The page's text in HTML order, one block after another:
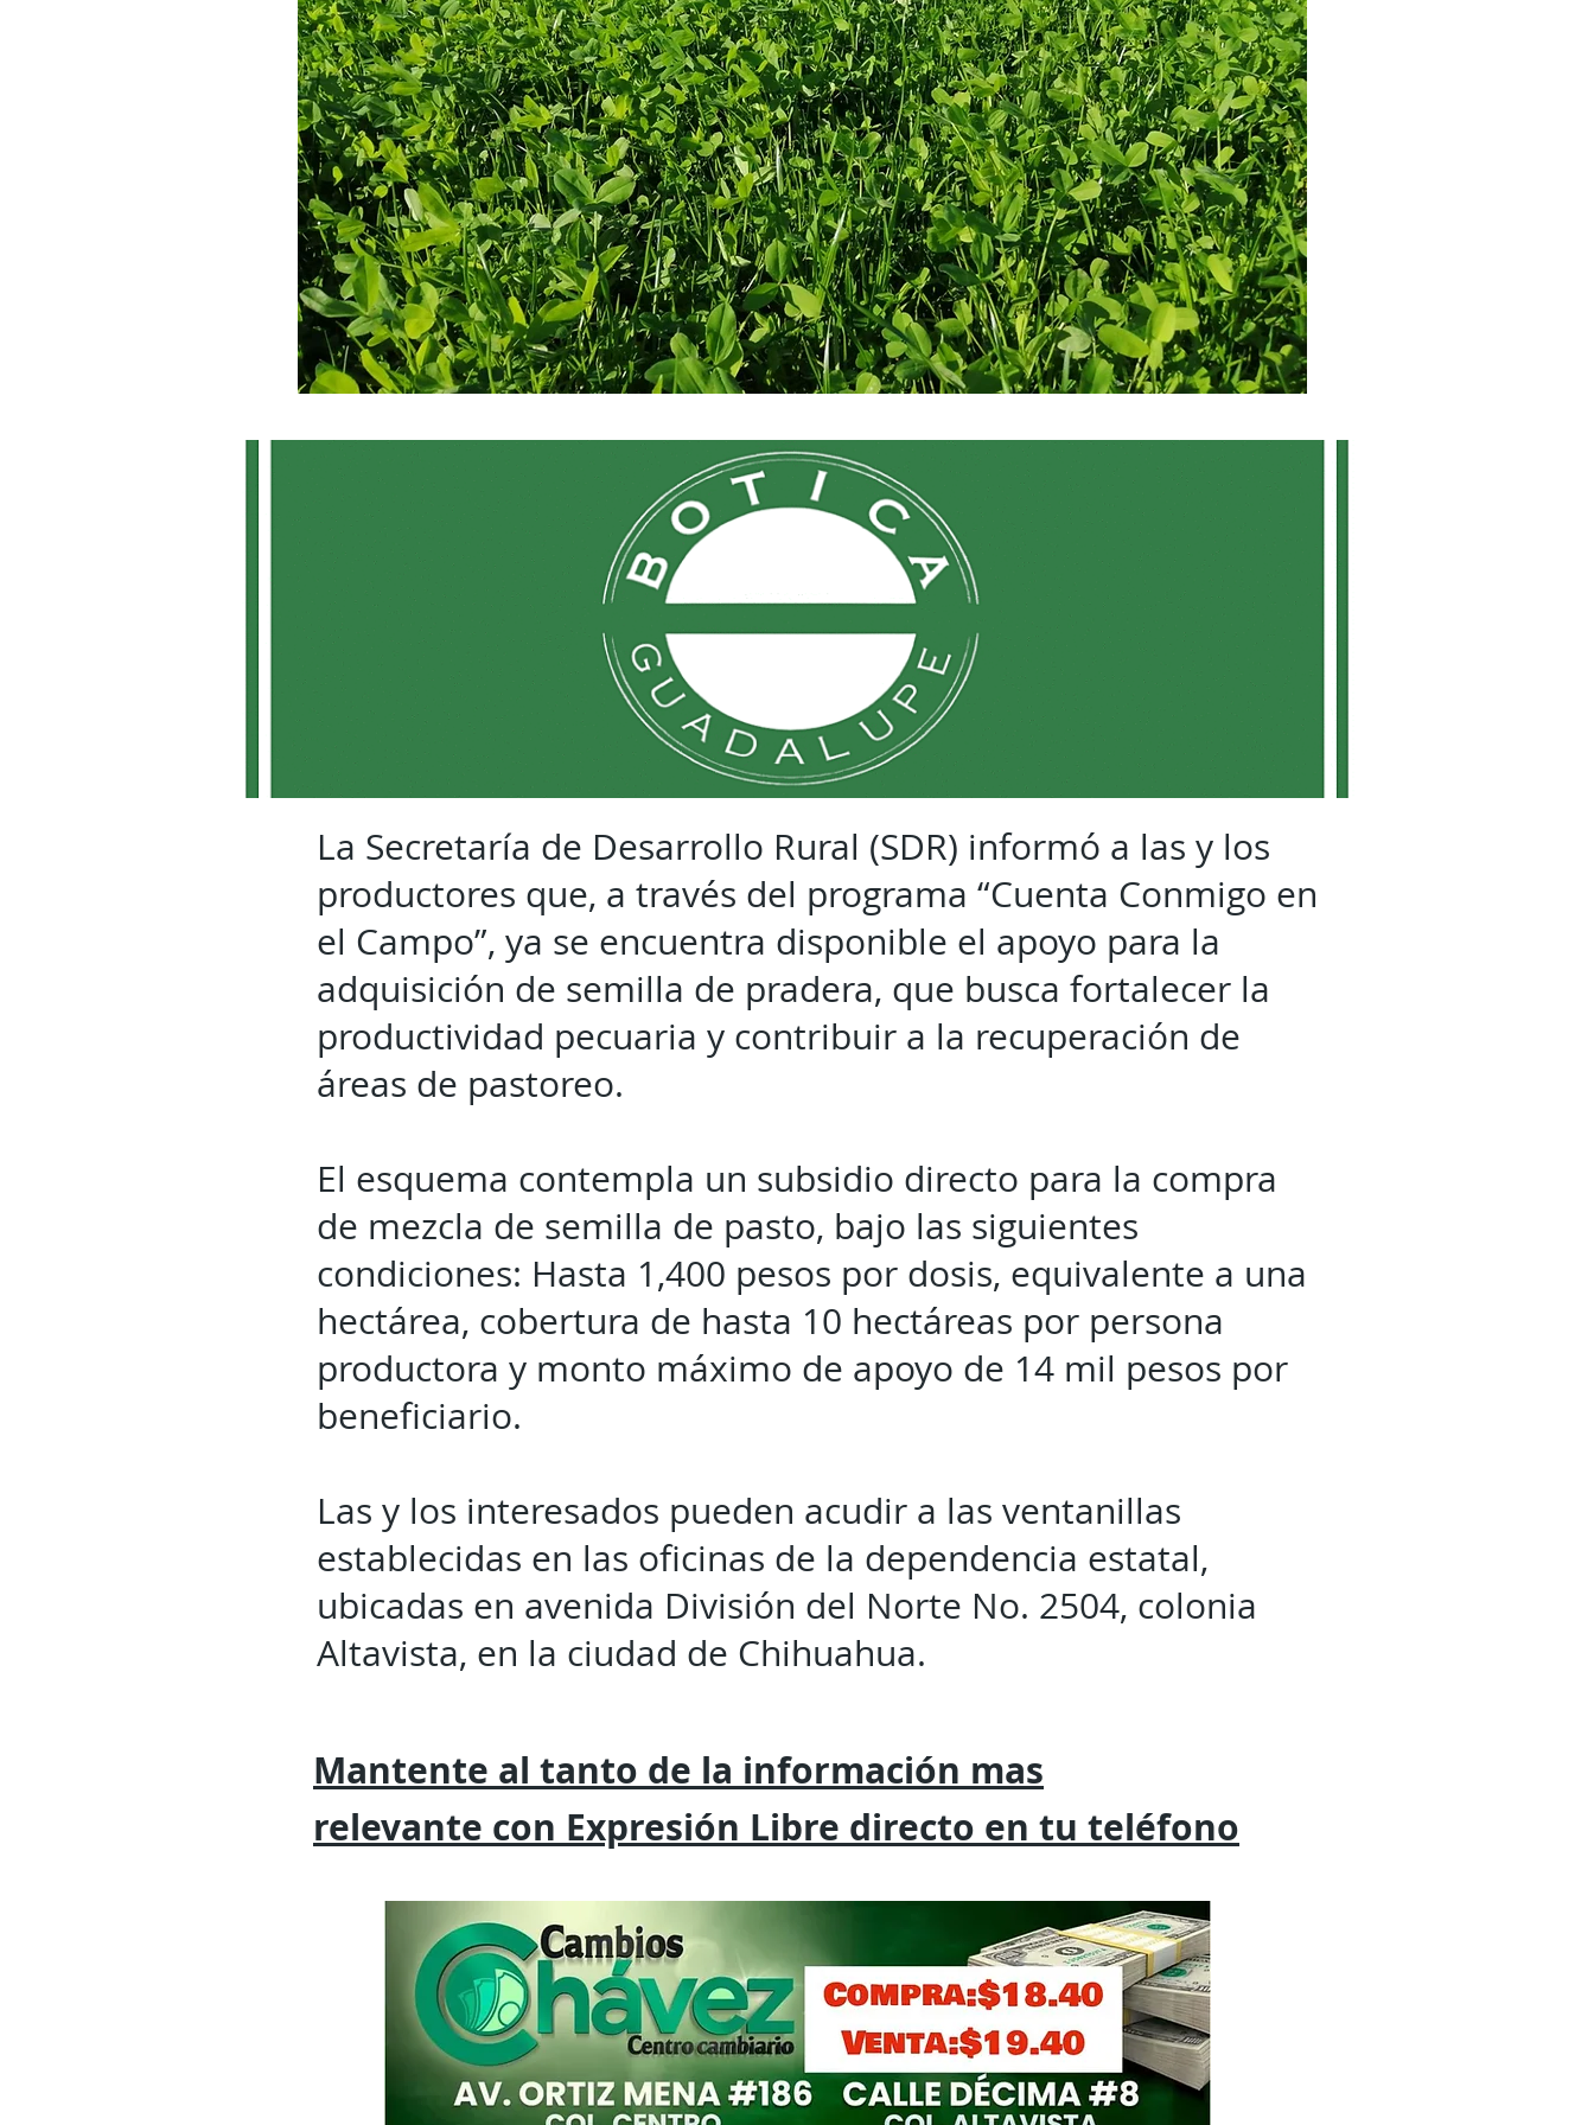
La Secretaría de Desarrollo Rural (SDR) informó a las y los
productores que, a través del programa “Cuenta Conmigo en
el Campo”, ya se encuentra disponible el apoyo para la
adquisición de semilla de pradera, que busca fortalecer la
productividad pecuaria y contribuir a la recuperación de
áreas de pastoreo.
El esquema contempla un subsidio directo para la compra
de mezcla de semilla de pasto, bajo las siguientes
condiciones: Hasta 1,400 pesos por dosis, equivalente a una
hectárea, cobertura de hasta 10 hectáreas por persona
productora y monto máximo de apoyo de 14 mil pesos por
beneficiario.
Las y los interesados pueden acudir a las ventanillas
establecidas en las oficinas de la dependencia estatal,
ubicadas en avenida División del Norte No. 2504, colonia
Altavista, en la ciudad de Chihuahua.
Mantente al tanto de la información mas
relevante con Expresión Libre directo en tu teléfono